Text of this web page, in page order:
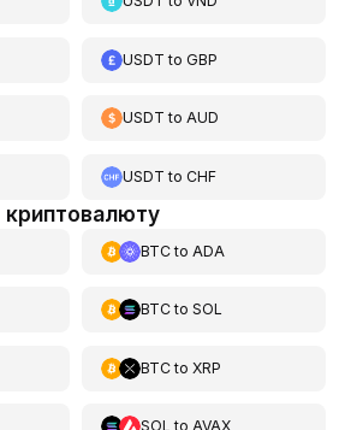
USDT toGBP
USDT toAUD
USDT toCHF
BTCto ADA
BTCto SOL
BTCto XRP
SOL to AVAX